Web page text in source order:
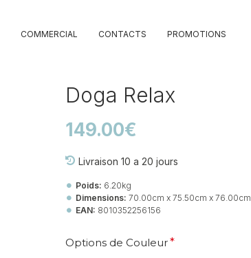
COMMERCIAL CONTACTS PROMOTIONS
Doga Relax
Livraison 10 a 20 jours
Poids: 6.20kg
Dimensions: 70.00cm x 75.50cm x 76.00cm
EAN: 8010352256156
149.00€
Options de Couleur